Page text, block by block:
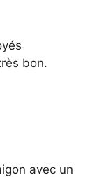
bon.
avec un